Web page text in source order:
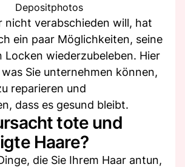
Depositphotos
nicht verabschieden will, hat
ein paar Möglichkeiten, seine
Locken wiederzubeleben. Hier
Sie unternehmen können,
reparieren und
dass es gesund bleibt.
tote und
Haare?
die Sie Ihrem Haar antun,